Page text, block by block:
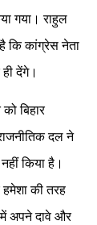
गया। राहुल
कि कांग्रेस नेता
देंगे।
बिहार
दल ने
किया है।
की तरह
में अपने दावे और